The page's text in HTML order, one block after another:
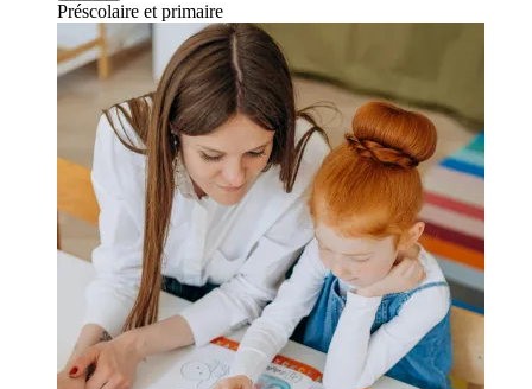
Préscolaire et primaire